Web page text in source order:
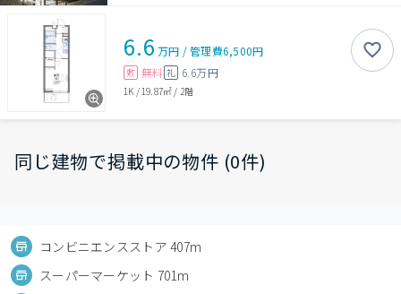
6.6 万円 /管理費6,500円
敷 無料 礼 6.6万円
1K / 19.87㎡ / 2階
同じ建物で掲載中の物件 (0件)
コンビニエンスストア 407m
スーパーマーケット 701m